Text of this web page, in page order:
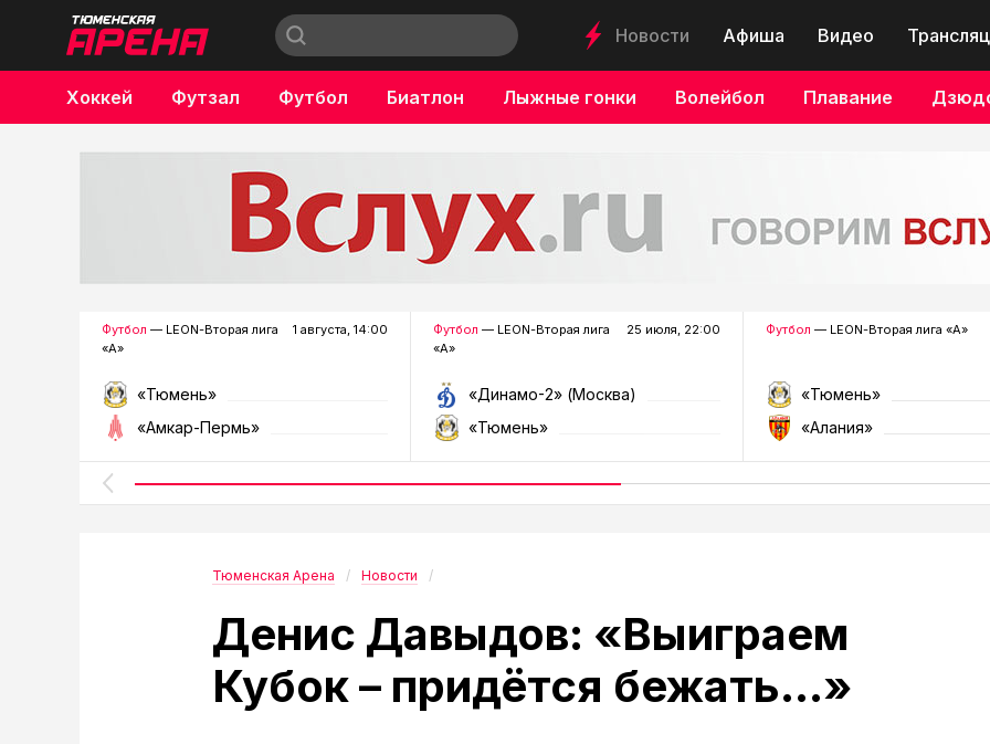
Новости Афиша Видео
Хоккей Футзал Футбол Биатлон Лыжные гонки Волейбол Плавание
Бокс
Футбол — LEON-Вторая лига
«А»
1 августа, 14:00
«Тюмень»
«Амкар-Пермь»
Футбол — LEON-Вторая лига
«А»
25 июля, 22:00
«Динамо-2» (Москва)
«Тюмень»
Футбол — LEON-Вторая лига «А»
«Тюмень»
«Алания»
Тюменская Арена Новости
Денис Давыдов: «Выиграем
Кубок – придётся бежать…»